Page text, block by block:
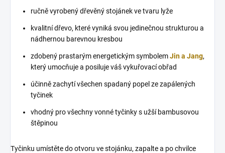
ručně vyrobený dřevěný stojánek ve tvaru lyže
kvalitní dřevo, které vyniká svou jedinečnou strukturou a
nádhernou barevnou kresbou
zdobený prastarým energetickým symbolemJin a Jang,
který umocňuje a posiluje váš vykuřovací obřad
účinně zachytí všechen spadaný popel ze zapálených
tyčinek
vhodný pro všechny vonné tyčinky s užší bambusovou
štěpinou
Tyčinku umístěte do otvoru ve stojánku, zapalte a po chvilce